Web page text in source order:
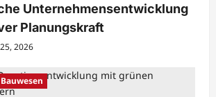
Unternehmensentwicklung
Planungskraft
2026